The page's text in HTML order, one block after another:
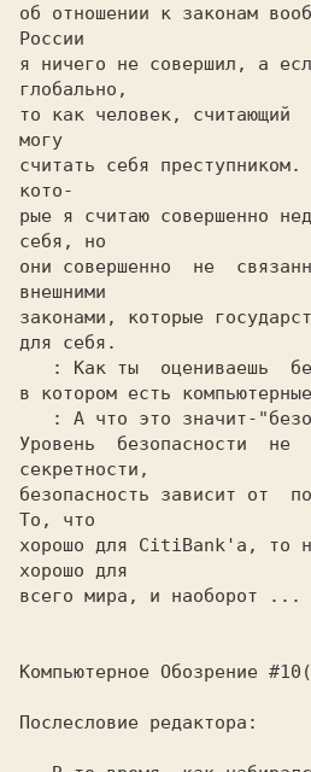
об отношении к законам
России
я ничего не совершил, а
глобально,
то как человек, считающий
могу
считать себя
кото-
рые я считаю совершенно
себя, но
они совершенно  не
внешними
законами, которые
для себя.
: Как ты  оцениваешь
в котором есть
: А что это значит-
Уровень  безопасности  не
секретности,
безопасность зависит от
То, что
хорошо для CitiBank'а, то
хорошо для
всего мира, и наоборот ...
Компьютерное Обозрение
Послесловие редактора: